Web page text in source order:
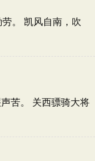
古诗
。 凯风自南，吹
苦。 关西骠骑大将